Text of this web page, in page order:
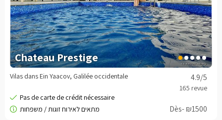
Chateau Prestige
4.9/5
Vilas dans Ein Yaacov, Galilée occidentale
Dès- ₪1500